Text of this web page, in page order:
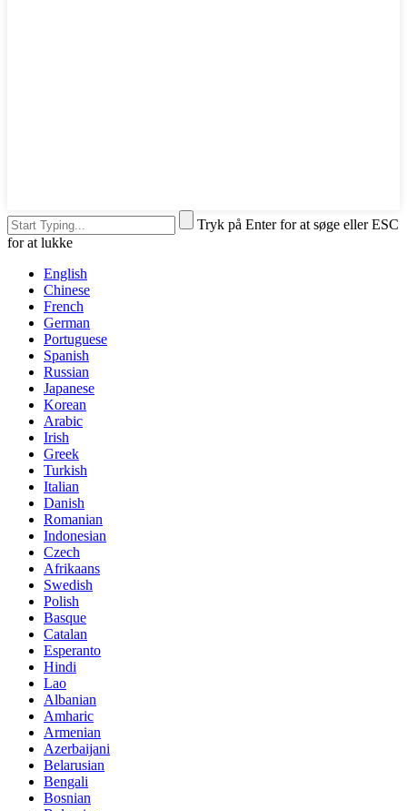
Tryk på Enter for at søge eller ESC
for at lukke
English
Chinese
French
German
Portuguese
Spanish
Russian
Japanese
Korean
Arabic
Irish
Greek
Turkish
Italian
Danish
Romanian
Indonesian
Czech
Afrikaans
Swedish
Polish
Basque
Catalan
Esperanto
Hindi
Lao
Albanian
Amharic
Armenian
Azerbaijani
Belarusian
Bengali
Bosnian